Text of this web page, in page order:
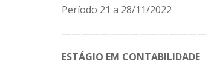
Período 21 a 28/11/2022
———————————————
ESTÁGIO EM CONTABILIDADE